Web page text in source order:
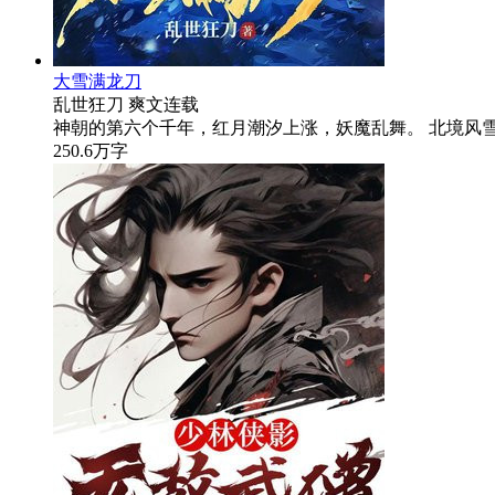
大雪满龙刀
乱世狂刀 爽文连载
神朝的第六个千年，红月潮汐上涨，妖魔乱舞。 北境
250.6万字